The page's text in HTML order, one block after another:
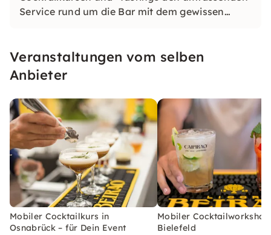
Service rund um die Bar mit dem gewissen
schätzen, mit großartigen Kunden
zusammenzuarbeiten.
Veranstaltungen vom selben
Anbieter
Mobiler Cocktailkurs in
Osnabrück – für Dein Event
Mobiler
Bielefeld